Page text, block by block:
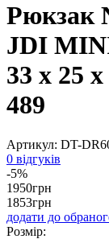
Рюкзак
JDI
33 х 25
489
Артикул: DT-
0 відгуків
-5%
1950грн
1853грн
додати до
Розмір: